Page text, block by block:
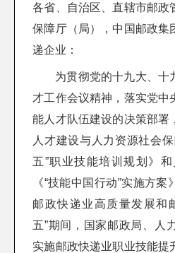
各省、自治区、直辖市邮政
保障厅（局），中国邮政集
递企业：
为贯彻党的十九大、十
才工作会议精神，落实党中
能人才队伍建设的决策部署
人才建设与人力资源社会
五”职业技能培训规划》
《“技能中国行动”实施方
邮政快递业高质量发展和
五”期间，国家邮政局、人
实施邮政快递业职业技能提